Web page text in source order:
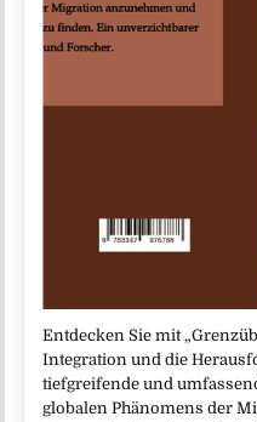
Entdecken Sie mit
Integration und die
tiefgreifende und
globalen Phänomens der